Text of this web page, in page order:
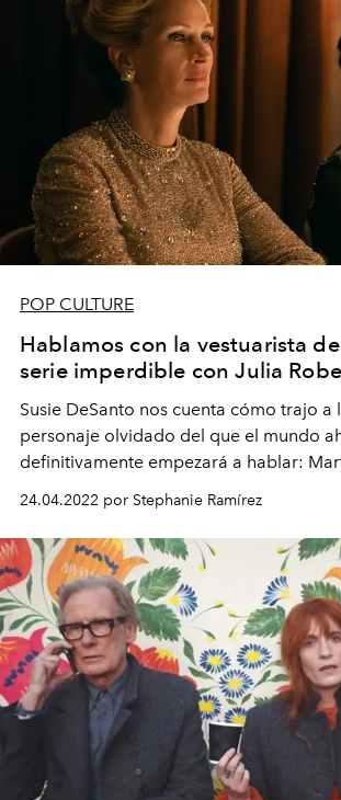
POP CULTURE
Hablamos con la vestuarista
serie imperdible con Julia
Susie DeSanto nos cuenta cómo trajo a
personaje olvidado del que el mundo
definitivamente empezará a hablar:
24.04.2022 por Stephanie Ramírez